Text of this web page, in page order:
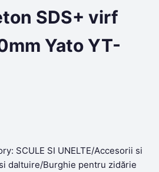
SDS+ virf
Yato YT-
SCULE SI UNELTE/Accesorii si
daltuire/Burghie pentru zidărie